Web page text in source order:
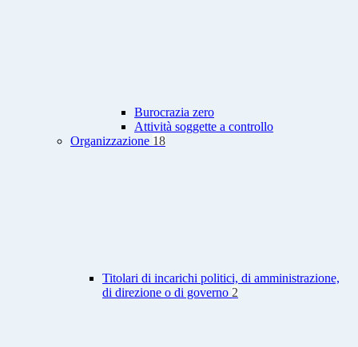
Burocrazia zero
Attività soggette a controllo
Organizzazione 18
Titolari di incarichi politici, di amministrazione,
di direzione o di governo 2